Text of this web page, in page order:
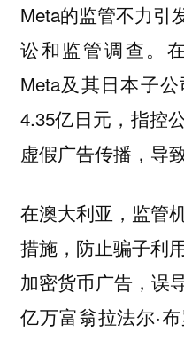
Meta的监管不力引
讼和监管调查。
Meta及其日本子
4.35亿日元，指控
虚假广告传播，导
在澳大利亚，监管
措施，防止骗子利
加密货币广告，误
亿万富翁拉法尔·